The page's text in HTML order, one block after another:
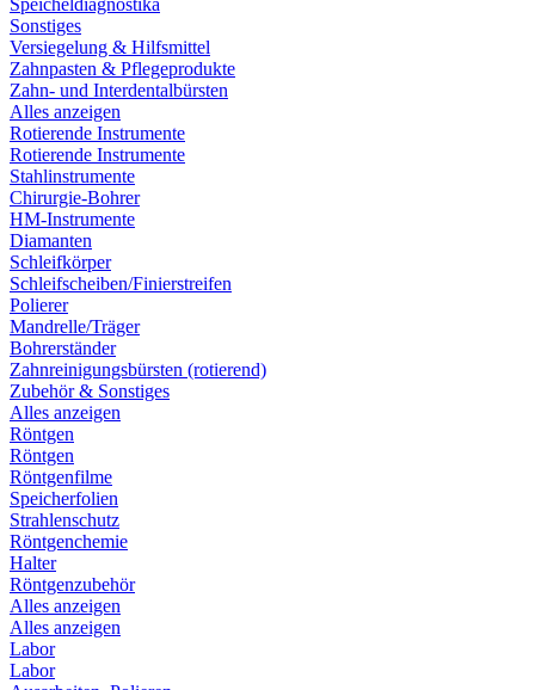
Speicheldiagnostika
Sonstiges
Versiegelung & Hilfsmittel
Zahnpasten & Pflegeprodukte
Zahn- und Interdentalbürsten
Alles anzeigen
Rotierende Instrumente
Rotierende Instrumente
Stahlinstrumente
Chirurgie-Bohrer
HM-Instrumente
Diamanten
Schleifkörper
Schleifscheiben/Finierstreifen
Polierer
Mandrelle/Träger
Bohrerständer
Zahnreinigungsbürsten (rotierend)
Zubehör & Sonstiges
Alles anzeigen
Röntgen
Röntgen
Röntgenfilme
Speicherfolien
Strahlenschutz
Röntgenchemie
Halter
Röntgenzubehör
Alles anzeigen
Alles anzeigen
Labor
Labor